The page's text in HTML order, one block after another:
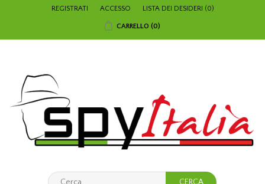
REGISTRATI ACCESSO LISTA DEI DESIDERI (0)
CARRELLO (0)